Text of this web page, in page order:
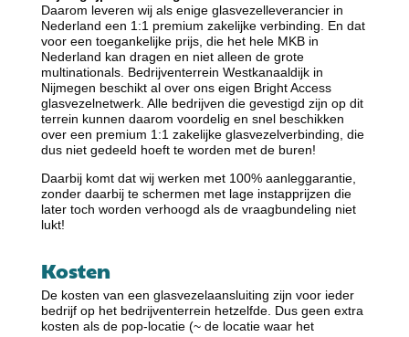
Daarom leveren wij als enige glasvezelleverancier in
Nederland een 1:1 premium zakelijke verbinding. En dat
voor een toegankelijkeprijs, die het hele MKB in
Nederland kan dragen en niet alleen de grote
multinationals. Bedrijventerrein Westkanaaldijk in
Nijmegen beschikt al over ons eigen Bright Access
glasvezelnetwerk. Alle bedrijven die gevestigd zijn op dit
terrein kunnen daarom voordelig en snel beschikken
over een premium 1:1 zakelijke glasvezelverbinding, die
dus niet gedeeld hoeft te worden met de buren!
Daarbij komt dat wij werken met 100% aanleggarantie,
zonder daarbij te schermen met lage instapprijzen die
later toch worden verhoogd als de vraagbundeling niet
lukt!
Kosten
De kosten van een glasvezelaansluiting zijn voor ieder
bedrijf op het bedrijventerrein hetzelfde. Dus geen extra
kosten als de pop-locatie (~ de locatie waar het